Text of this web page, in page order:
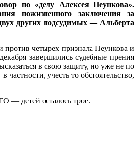
по «делу Алексея Пеункова».
пожизненного заключения за
других подсудимых — Альберта
четырех признала Пеункова и
завершились судебные прения
в свою защиту, но уже не по
учесть то обстоятельство,
— детей осталось трое.